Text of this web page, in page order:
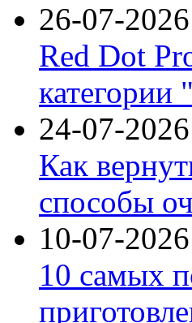
26-07-2026
Red Dot
категории
24-07-2026
Как
способы
10-07-2026
10 самых